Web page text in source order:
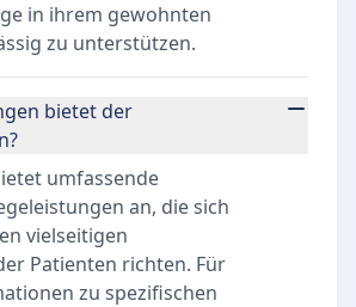
in ihrem gewohnten
zu unterstützen.
bietet der
umfassende
an, die sich
vielseitigen
Patienten richten. Für
zu spezifischen